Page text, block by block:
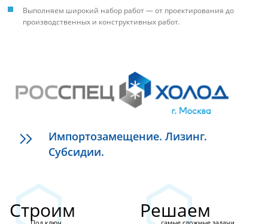
Выполняем широкий набор работ — от проектирования до
производственных и конструктивных работ.
Импортозамещение. Лизинг.
Субсидии.
Строим Решаем